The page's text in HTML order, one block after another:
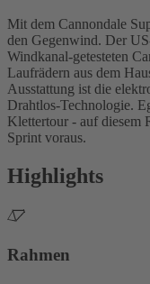
Mit dem Cannondale
den Gegenwind. Der
Windkanal-getesteten
Laufrädern aus dem
Ausstattung ist die
Drahtlos-Technologie.
Klettertour - auf diesem
Sprint voraus.
Highlights
Rahmen